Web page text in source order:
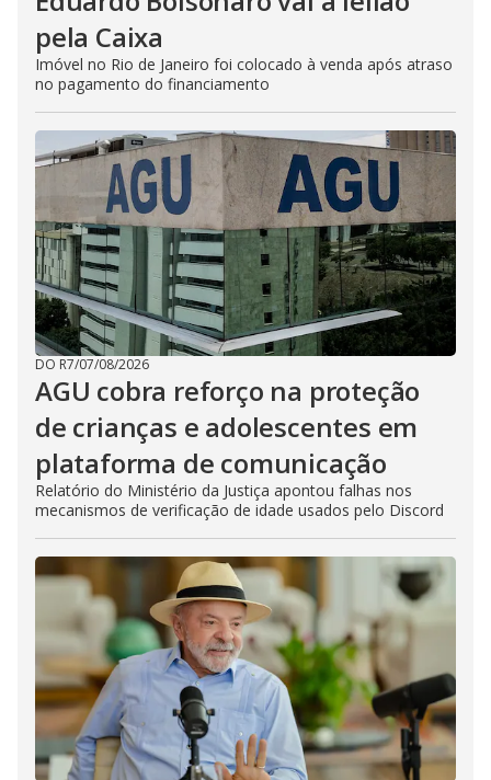
pela Caixa
Imóvel no Rio de Janeiro foi colocado à venda após atraso
no pagamento do financiamento
DO R7/07/08/2026
AGU cobra reforço na proteção
de crianças e adolescentes em
plataforma de comunicação
Relatório do Ministério da Justiça apontou falhas nos
mecanismos de verificação de idade usados pelo Discord